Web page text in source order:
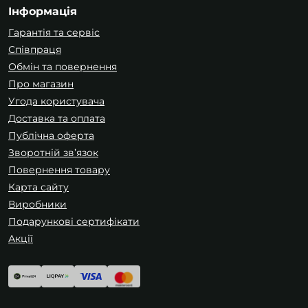
Інформація
Гарантія та сервіс
Співпраця
Обмін та повернення
Про магазин
Угода користувача
Доставка та оплата
Публічна оферта
Зворотній зв’язок
Повернення товару
Карта сайту
Виробники
Подарункові сертифікати
Акції